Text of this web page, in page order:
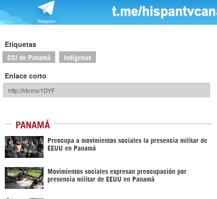
Etiquetas
CSJ de Panamá Indígenas
Enlace corto
PANAMÁ
Preocupa a movimientos sociales la presencia militar de
EEUU en Panamá
Movimientos sociales expresan preocupación por
presencia militar de EEUU en Panamá